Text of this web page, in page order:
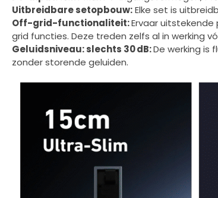
Uitbreidbare setopbouw:Elke set is
Off-grid-functionaliteit:Ervaar
grid functies. Deze treden zelfs al in werking
Geluidsniveau: slechts 30 dB:De werking is
zonder storende geluiden.